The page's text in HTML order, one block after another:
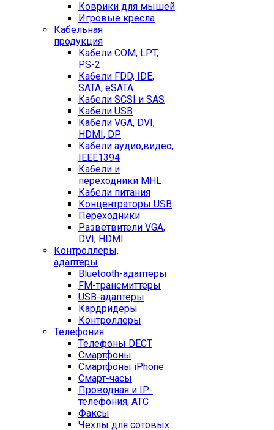
Коврики для мышей
Игровые кресла
Кабельная
продукция
Кабели COM, LPT,
PS-2
Кабели FDD, IDE,
SATA, eSATA
Кабели SCSI и SAS
Кабели USB
Кабели VGA, DVI,
HDMI, DP
Кабели аудио,видео,
IEEE1394
Кабели и
переходники MHL
Кабели питания
Концентраторы USB
Переходники
Разветвители VGA,
DVI, HDMI
Контроллеры,
адаптеры
Bluetooth-адаптеры
FM-трансмиттеры
USB-адаптеры
Кардридеры
Контроллеры
Телефония
Телефоны DECT
Смартфоны
Смартфоны iPhone
Смарт-часы
Проводная и IP-
телефония, АТС
Факсы
Чехлы для сотовых